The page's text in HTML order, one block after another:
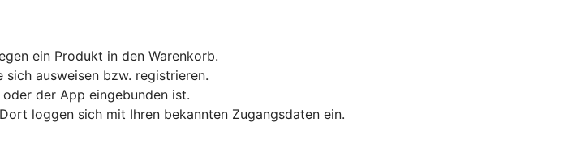
ein Produkt in den Warenkorb.
ausweisen bzw. registrieren.
der App eingebunden ist.
loggen sich mit Ihren bekannten Zugangsdaten ein.